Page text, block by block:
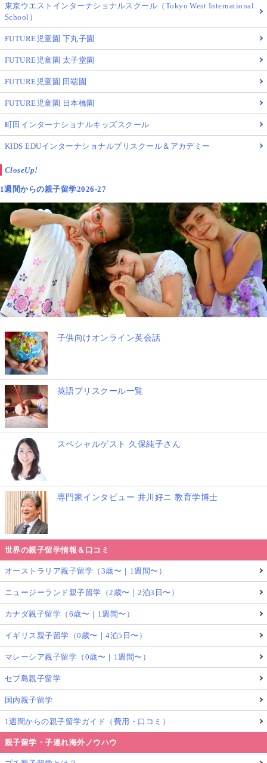
東京ウエストインターナショナルスクール（Tokyo West International
School）
FUTURE児童園 下丸子園
FUTURE児童園 太子堂園
FUTURE児童園 田端園
FUTURE児童園 日本橋園
町田インターナショナルキッズスクール
KIDS EDUインターナショナルプリスクール＆アカデミー
CloseUp!
1週間からの親子留学2026-27
子供向けオンライン英会話
英語プリスクール一覧
スペシャルゲスト 久保純子さん
専門家インタビュー 井川好ニ 教育学博士
世界の親子留学情報＆口コミ
オーストラリア親子留学（3歳〜｜1週間〜）
ニュージーランド親子留学（2歳〜｜2泊3日〜）
カナダ親子留学（6歳〜｜1週間〜）
イギリス親子留学（0歳〜｜4泊5日〜）
マレーシア親子留学（0歳〜｜1週間〜）
セブ島親子留学
国内親子留学
1週間からの親子留学ガイド（費用・口コミ）
親子留学・子連れ海外ノウハウ